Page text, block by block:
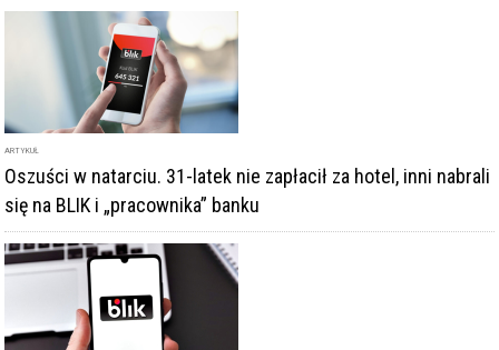
ARTYKUŁ
Oszuści w natarciu. 31-latek nie zapłacił za hotel, inni nabrali
się na BLIK i „pracownika” banku